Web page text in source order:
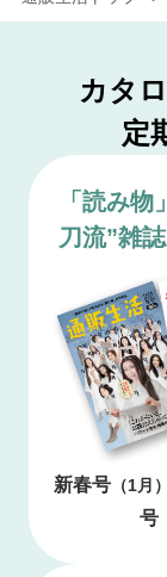
カタ
定
「読み
刀流”雑誌
新春号 （1月）
号